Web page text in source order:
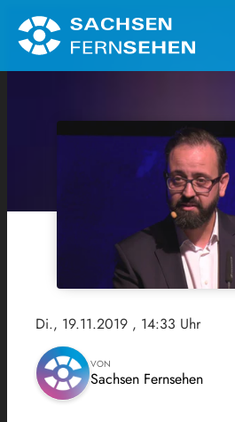
Di., 19.11.2019 , 14:33 Uhr
VON
Sachsen Fernsehen